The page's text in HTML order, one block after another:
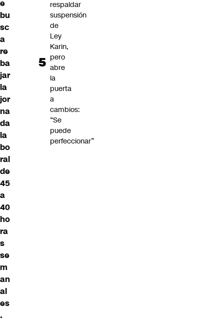
e
bu
sc
a
re
ba
jar
la
jor
na
da
la
bo
ral
de
45
a
40
ho
ra
s
se
m
an
al
es
.
respaldar
suspensión
de
Ley
Karin,
pero
abre
la
puerta
a
cambios:
“Se
puede
perfeccionar”